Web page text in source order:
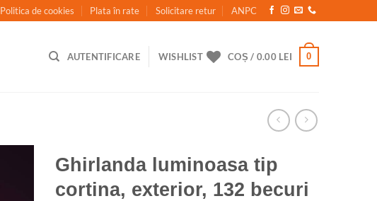
Politica de cookies Plata în rate Solicitare retur ANPC
AUTENTIFICARE WISHLIST COȘ / 0.00 LEI 0
Ghirlanda luminoasa tip
cortina, exterior, 132 becuri